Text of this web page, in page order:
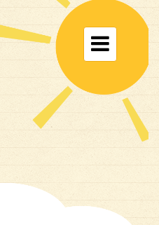
Toggle
